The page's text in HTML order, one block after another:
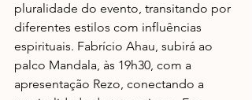
pluralidade do evento, transitando por
diferentes estilos com influências
espirituais. Fabrício Ahau, subirá ao
palco Mandala, às 19h30, com a
apresentação Rezo, conectando a